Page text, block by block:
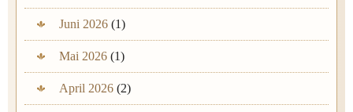
Juni 2026 (1)
Mai 2026 (1)
April 2026 (2)